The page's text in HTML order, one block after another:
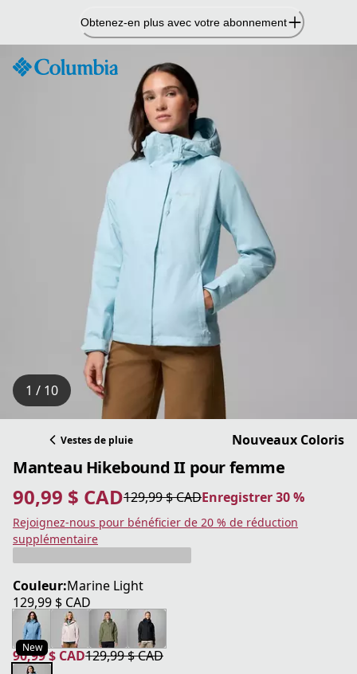
contenu
Obtenez-en plus avec votre abonnement
1 / 10
Vestes de pluie Nouveaux Coloris
Manteau Hikebound II pour femme
90,99 $ CAD
prix actuel 90,99 $ CAD129,99 $ CAD
prix original 129,99 $ CAD Enregistrer 30 %
Enregistrer 30 %
Rejoignez-nous pour bénéficier de 20 % de réduction
supplémentaire
Couleur:Marine Light
129,99 $ CAD
prix actuel 129,99 $ CAD
New
90,99 $ CAD
prix actuel 90,99 $ CAD
129,99 $ CAD
prix original 129,99 $ CAD